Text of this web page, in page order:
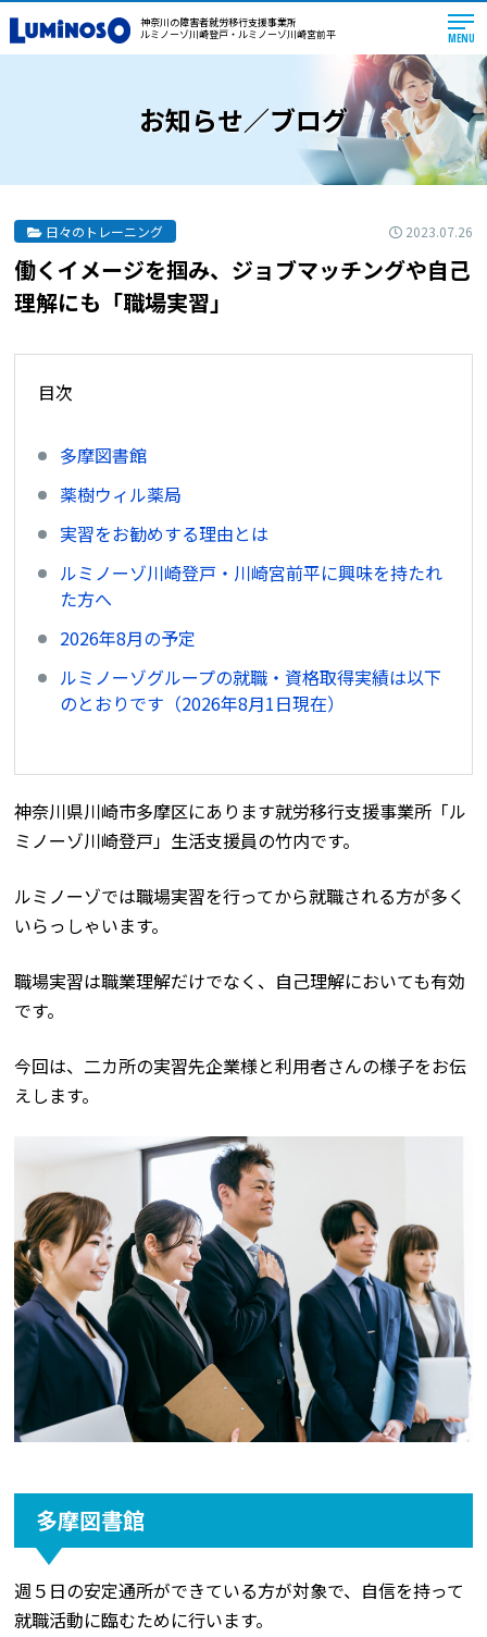
神奈川の障害者就労移行支援事業所
ルミノーゾ川崎登戸・ルミノーゾ川崎宮前平
MENU
お知らせ／ブログ
日々のトレーニング 2023.07.26
働くイメージを掴み、ジョブマッチングや自己
理解にも「職場実習」
目次
多摩図書館
薬樹ウィル薬局
実習をお勧めする理由とは
ルミノーゾ川崎登戸・川崎宮前平に興味を持たれ
た方へ
2026年8月の予定
ルミノーゾグループの就職・資格取得実績は以下
のとおりです（2026年8月1日現在）
神奈川県川崎市多摩区にあります就労移行支援事業所「ル
ミノーゾ川崎登戸」生活支援員の竹内です。
ルミノーゾでは職場実習を行ってから就職される方が多く
いらっしゃいます。
職場実習は職業理解だけでなく、自己理解においても有効
です。
今回は、二カ所の実習先企業様と利用者さんの様子をお伝
えします。
多摩図書館
週５日の安定通所ができている方が対象で、自信を持って
就職活動に臨むために行います。